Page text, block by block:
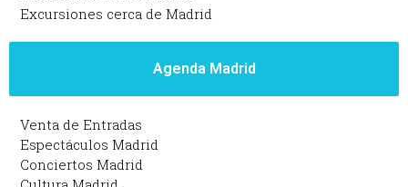
Excursiones cerca de Madrid
Agenda Madrid
Venta de Entradas
Espectáculos Madrid
Conciertos Madrid